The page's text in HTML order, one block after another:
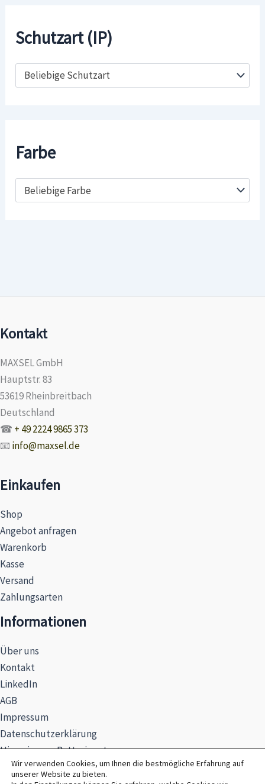
Schutzart (IP)
Beliebige Schutzart
Farbe
Beliebige Farbe
Kontakt
MAXSEL GmbH
Hauptstr. 83
53619 Rheinbreitbach
Deutschland
☎ + 49 2224 9865 373
📧 info@maxsel.de
Einkaufen
Shop
Angebot anfragen
Warenkorb
Kasse
Versand
Zahlungsarten
Informationen
Über uns
Kontakt
LinkedIn
AGB
Impressum
Datenschutzerklärung
Hinweise zur Batterieentsorgung
Wir verwenden Cookies, um Ihnen die bestmögliche Erfahrung auf
unserer Website zu bieten.